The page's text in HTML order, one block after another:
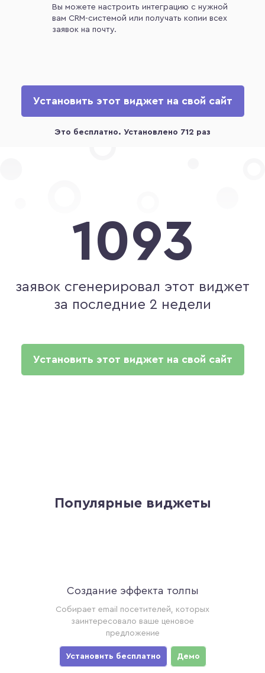
Вы можете настроить интеграцию с нужной
вам CRM-системой или получать копии всех
заявок на почту.
Установить этот виджет на свой сайт
1093
заявок сгенерировал этот виджет
за последние 2 недели
Установить этот виджет на свой сайт
Популярные виджеты
Создание эффекта толпы
Собирает email посетителей, которых
заинтересовало ваше ценовое
предложение
Установить бесплатно Демо